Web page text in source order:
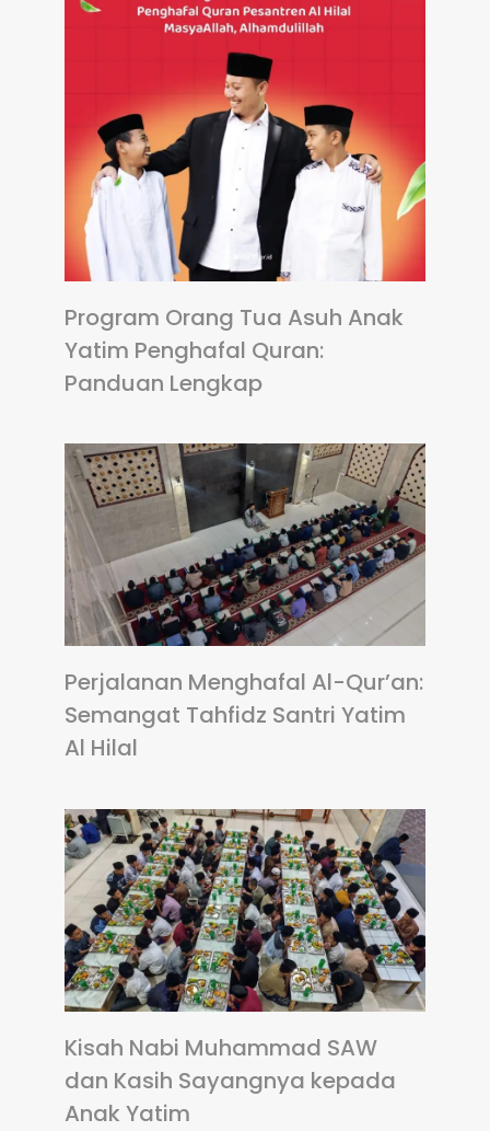
Program Orang Tua Asuh Anak
Yatim Penghafal Quran:
Panduan Lengkap
Perjalanan Menghafal Al-Qur’an:
Semangat Tahfidz Santri Yatim
Al Hilal
Kisah Nabi Muhammad SAW
dan Kasih Sayangnya kepada
Anak Yatim